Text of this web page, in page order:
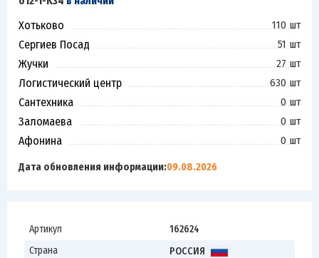
Хотьково 110 шт
Сергиев Посад 51 шт
Жучки 27 шт
Логистический центр 630 шт
Сантехника 0 шт
Заломаева 0 шт
Афонина 0 шт
Дата обновления информации:09.08.2026
Артикул
162624
Страна
РОССИЯ